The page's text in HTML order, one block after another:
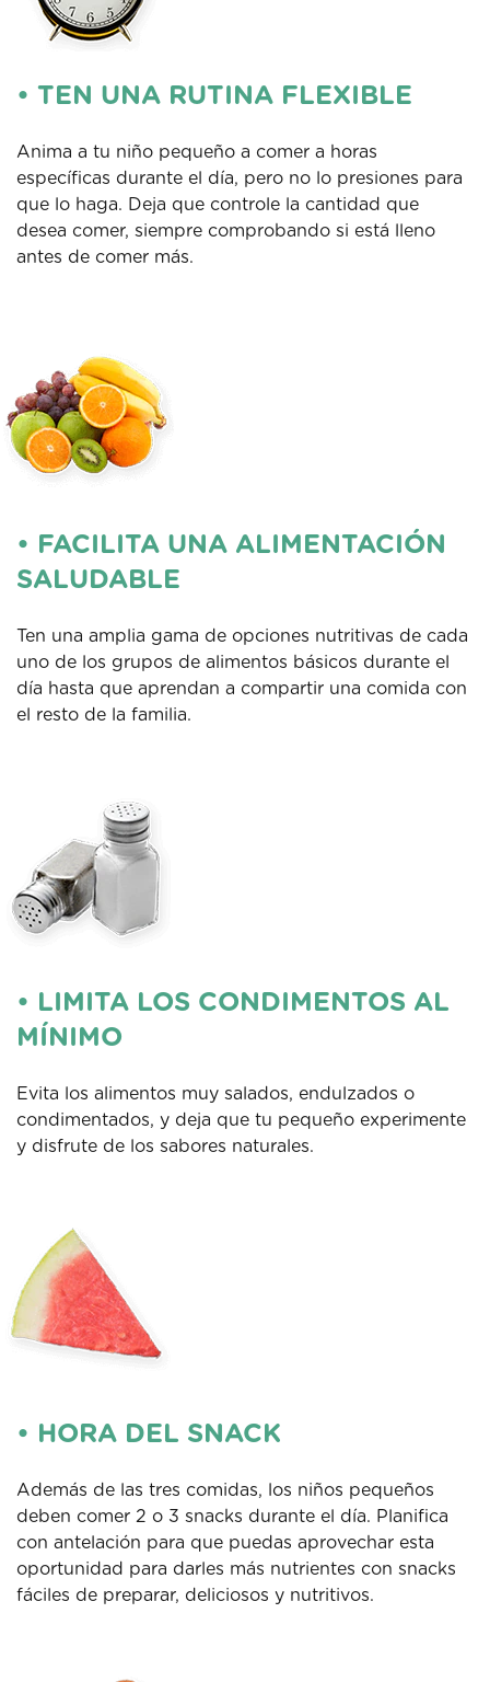
• TEN UNA RUTINA FLEXIBLE
Anima a tu niño pequeño a comer a horas
específicas durante el día, pero no lo presiones para
que lo haga. Deja que controle la cantidad que
desea comer, siempre comprobando si está lleno
antes de comer más.
• FACILITA UNA ALIMENTACIÓN
SALUDABLE
Ten una amplia gama de opciones nutritivas de cada
uno de los grupos de alimentos básicos durante el
día hasta que aprendan a compartir una comida con
el resto de la familia.
• LIMITA LOS CONDIMENTOS AL
MÍNIMO
Evita los alimentos muy salados, endulzados o
condimentados, y deja que tu pequeño experimente
y disfrute de los sabores naturales.
• HORA DEL SNACK
Además de las tres comidas, los niños pequeños
deben comer 2 o 3 snacks durante el día. Planifica
con antelación para que puedas aprovechar esta
oportunidad para darles más nutrientes con snacks
fáciles de preparar, deliciosos y nutritivos.